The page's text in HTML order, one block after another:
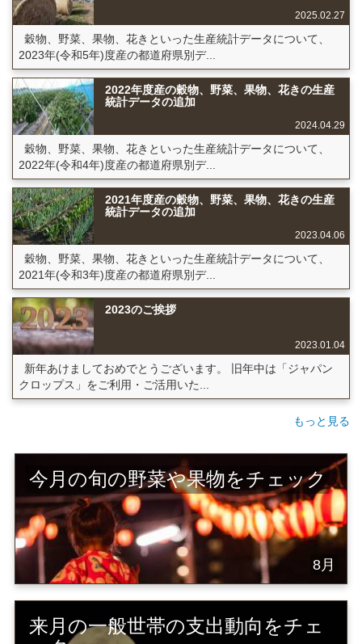
2025.02.27
穀物、野菜、果物、花きといった生産統計データについて、
2023年(令和5年)度産の都道府県別デ...
2022年度産の穀物、野菜、果物、花きの生産
統計データの追加
2024.04.29
穀物、野菜、果物、花きといった生産統計データについて、
2022年(令和4年)度産の都道府県別デ...
2021年度産の穀物、野菜、果物、花きの生産
統計データの追加
2023.04.06
穀物、野菜、果物、花きといった生産統計データについて、
2021年(令和3年)度産の都道府県別デ...
2023のご挨拶
2023.01.04
新年あけましておめでとうございます。 旧年中は「ジャパン
クロップス」をご利用・ご活用いた...
もっと見る
今月の旬の野菜や果物をチェック
8月
来月の一般世帯の支出動向をチェ